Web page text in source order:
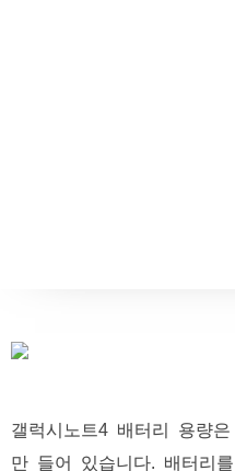
갤럭시노트4 배터리 용량
만 들어 있습니다. 배터리